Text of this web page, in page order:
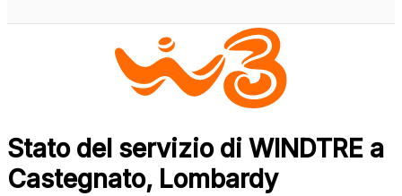
Stato del servizio di WINDTRE a
Castegnato, Lombardy